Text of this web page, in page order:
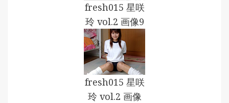
fresh015 星咲
玲 vol.2 画像9
fresh015 星咲
玲 vol.2 画像